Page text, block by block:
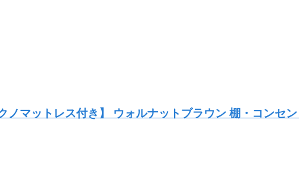
マットレス付き】 ウォルナットブラウン 棚・コンセ